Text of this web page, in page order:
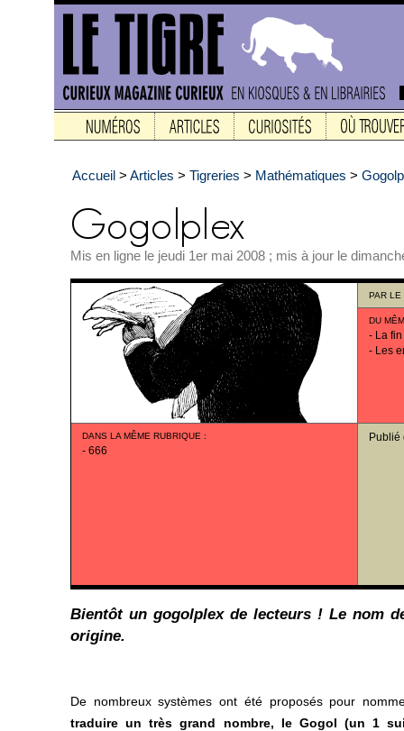
Accueil > Articles > Tigreries > Mathématiques >
Mis en ligne le jeudi 1er mai 2008 ; mis à jour le
PAR LE
DU
- La
- Les
DANS LA MÊME RUBRIQUE :
- 666
Bientôt un gogolplex de lecteurs ! Le nom
origine.
De nombreux systèmes ont été proposés pour
traduire un très grand nombre, le Gogol (un 1